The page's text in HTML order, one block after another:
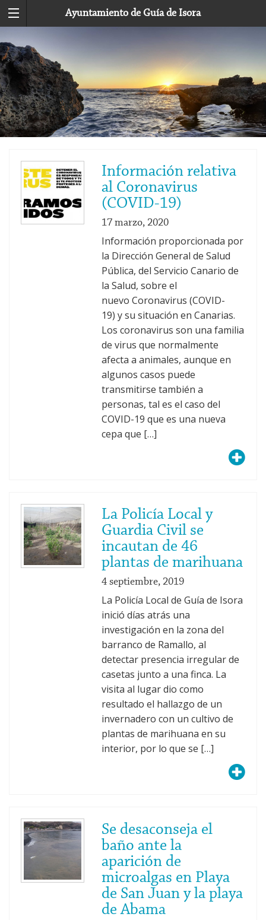
Ayuntamiento de Guía de Isora
Información relativa
al Coronavirus
(COVID-19)
17 marzo, 2020
Información proporcionada por
la Dirección General de Salud
Pública, del Servicio Canario de
la Salud, sobre el
nuevo Coronavirus (COVID-
19) y su situación en Canarias.
Los coronavirus son una familia
de virus que normalmente
afecta a animales, aunque en
algunos casos puede
transmitirse también a
personas, tal es el caso del
COVID-19 que es una nueva
cepa que […]
La Policía Local y
Guardia Civil se
incautan de 46
plantas de marihuana
4 septiembre, 2019
La Policía Local de Guía de Isora
inició días atrás una
investigación en la zona del
barranco de Ramallo, al
detectar presencia irregular de
casetas junto a una finca. La
visita al lugar dio como
resultado el hallazgo de un
invernadero con un cultivo de
plantas de marihuana en su
interior, por lo que se […]
Se desaconseja el
baño ante la
aparición de
microalgas en Playa
de San Juan y la playa
de Abama